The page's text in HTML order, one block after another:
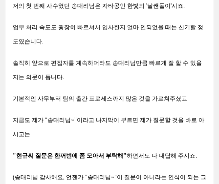
저의 첫 번째 사수였던 송대리님은 자타공인 한빛의 '날쌘돌이'시죠.
업무 처리 속도도 굉장히 빠르셔서 입사한지 얼마 안되었을 때는 신기할 정
도였습니다.
솔직히 앞으로 편집자를 계속하더라도 송대리님만큼 빠르게 잘 할 수 있을
지는 의문이 듭니다.
기본적인 사무부터 팀의 출간 프로세스까지 많은 것을 가르쳐주셨고
지금도 제가 "송대리님~"이라고 나지막이 부르면 제가 질문할 것을 바로 아
시고는
"현규씨 질문은 한꺼번에 좀 모아서 부탁해"하면서도 다 대답해 주시죠.
(송대리님 감사해요, 언젠가 "송대리님~"이 질문이 아니라는 인식이 되는 그